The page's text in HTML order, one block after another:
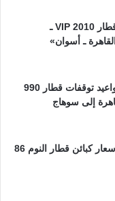
أول مركز نجع حمادى..قطار 2010 VIP ـ
يصل منتصف الليل .. مواعيد توقفات قطار 990
إلى سوهاج
«شركة أبيلا» مواعيد وأسعار كبائن قطار النوم 86